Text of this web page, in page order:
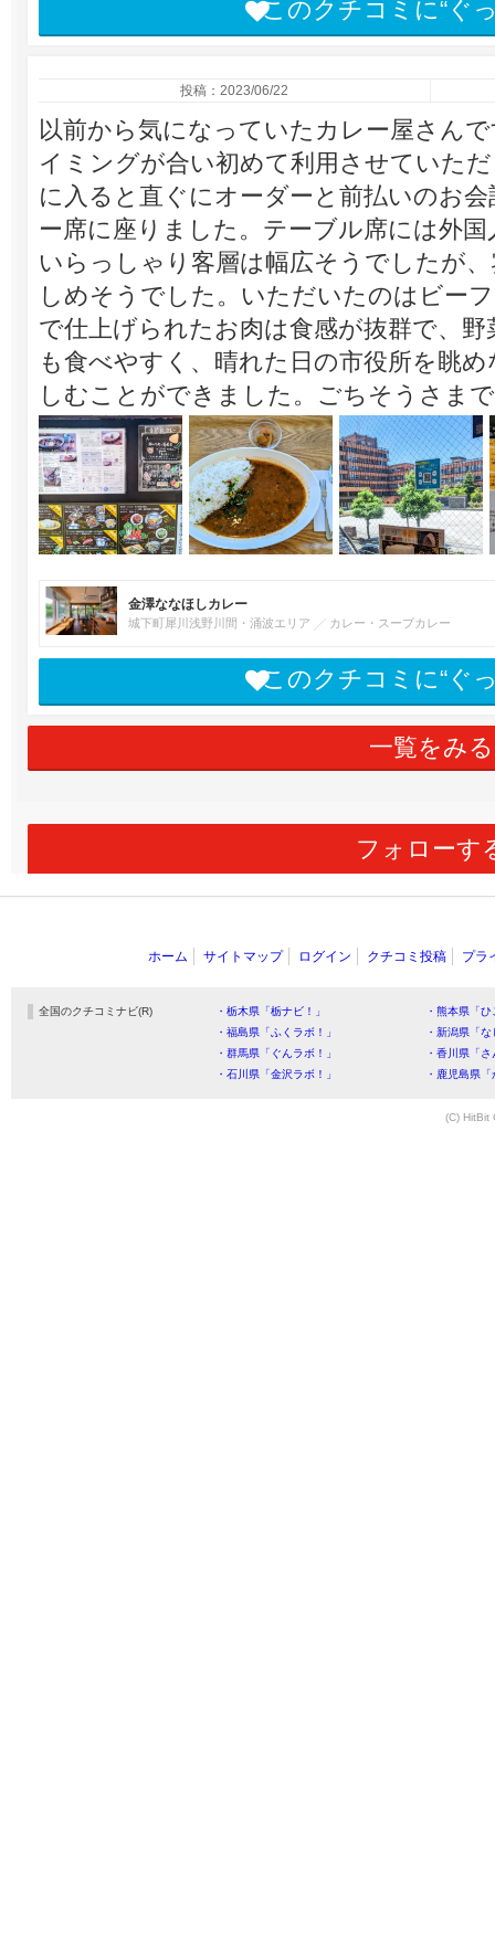
このクチコミに“ぐ
投稿：2023/06/22
以前から気になっていたカレー屋さん
イミングが合い初めて利用させていた
に入ると直ぐにオーダーと前払いのお
ー席に座りました。テーブル席には外
いらっしゃり客層は幅広そうでしたが
しめそうでした。いただいたのはビー
で仕上げられたお肉は食感が抜群で、
も食べやすく、晴れた日の市役所を眺
しむことができました。ごちそうさま
金澤ななほしカレー
城下町犀川浅野川間・涌波エリア カレー・スープカレー
このクチコミに“ぐ
一覧をみる
フォローす
ホーム サイトマップ ログイン クチコミ投稿 プラ
全国のクチコミナビ(R) ・栃木県「栃ナビ！」
・熊本県「
・福島県「ふくラボ！」
・新潟県「
・群馬県「ぐんラボ！」
・香川県「
・石川県「金沢ラボ！」
・鹿児島県
(C) HitBit